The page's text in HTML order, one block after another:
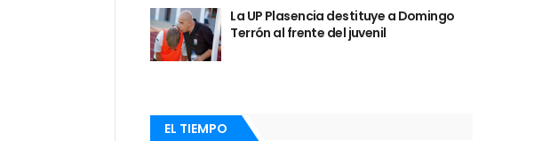
La UP Plasencia destituye a Domingo
Terrón al frente del juvenil
EL TIEMPO